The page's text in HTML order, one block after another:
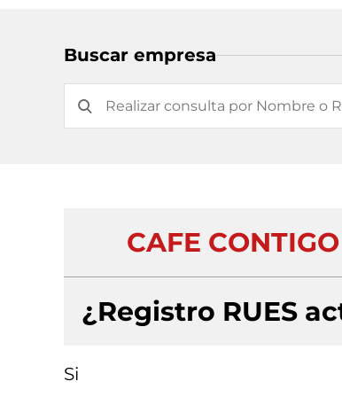
Buscar empresa
CAFE
¿Registro RUES
Si